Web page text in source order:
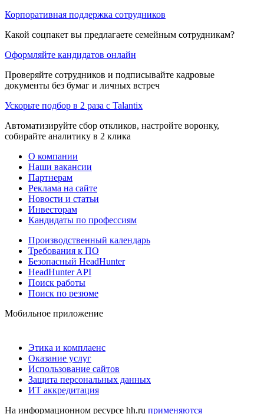
Корпоративная поддержка сотрудников
Какой соцпакет вы предлагаете семейным сотрудникам?
Оформляйте кандидатов онлайн
Проверяйте сотрудников и подписывайте кадровые
документы без бумаг и личных встреч
Ускорьте подбор в 2 раза с Talantix
Автоматизируйте сбор откликов, настройте воронку,
собирайте аналитику в 2 клика
О компании
Наши вакансии
Партнерам
Реклама на сайте
Новости и статьи
Инвесторам
Кандидаты по профессиям
Производственный календарь
Требования к ПО
Безопасный HeadHunter
HeadHunter API
Поиск работы
Поиск по резюме
Мобильное приложение
Этика и комплаенс
Оказание услуг
Использование сайтов
Защита персональных данных
ИТ аккредитация
На информационном ресурсе hh.ru применяются